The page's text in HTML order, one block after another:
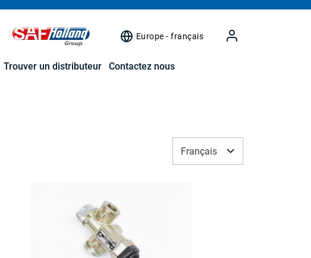
Europe - français
Trouver un distributeur Contactez nous
Français